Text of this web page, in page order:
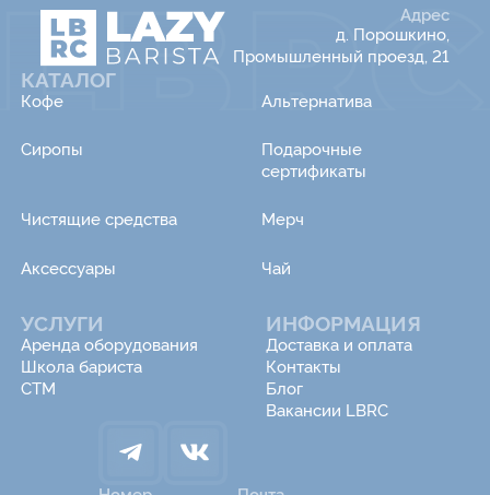
Адрес
д. Порошкино,
Промышленный проезд, 21
КАТАЛОГ
Кофе Альтернатива
Сиропы
Подарочные
сертификаты
Чистящие средства Мерч
Аксессуары Чай
УСЛУГИ
Аренда оборудования
Школа бариста
СТМ
ИНФОРМАЦИЯ
Доставка и оплата
Контакты
Блог
Вакансии LBRC